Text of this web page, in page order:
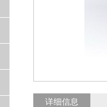
详细信息